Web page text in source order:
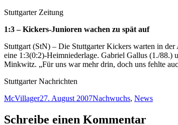
Stuttgarter Zeitung
1:3 – Kickers-Junioren wachen zu spät auf
Stuttgart (StN) – Die Stuttgarter Kickers warten in der
eine 1:3(0:2)-Heimniederlage. Gabriel Gallus (1./88.)
Minkwitz. „Für uns war mehr drin, doch uns fehlte
Stuttgarter Nachrichten
Autor
McVillagerVeröffentlicht
27. August 2007Kategorien
Nachwuchs, News
Schreibe einen Kommentar